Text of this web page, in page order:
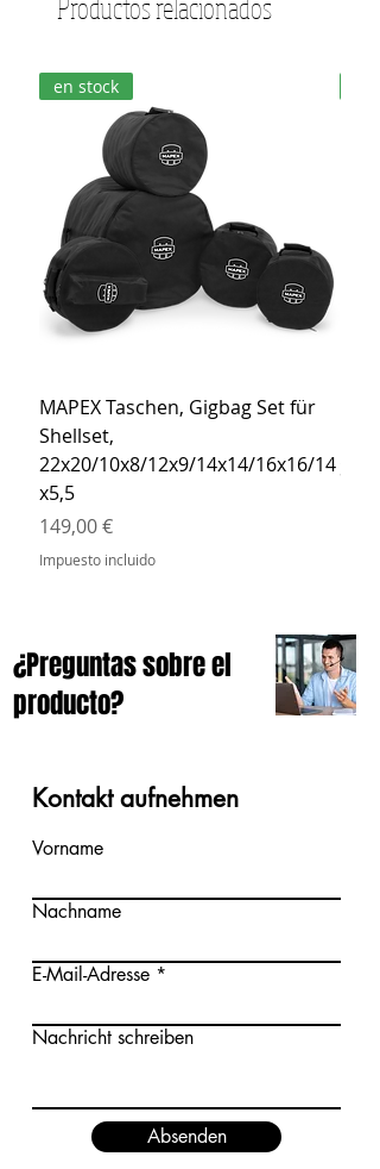
en stock
MAPEX Taschen, Gigbag Set für
Shellset,
22x20/10x8/12x9/14x14/16x16/14
x5,5
Precio
149,00 €
Impuesto incluido
¿Preguntas sobre el
producto?
Kontakt aufnehmen
Vorname
Nachname
E-Mail-Adresse
Nachricht schreiben
Absenden